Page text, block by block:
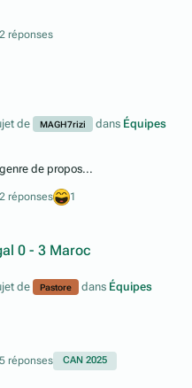
réponses
de MAGH7rizi dans Équipes
de propos...
réponses 1
0 - 3 Maroc
de Pastore dans Équipes
réponses CAN 2025